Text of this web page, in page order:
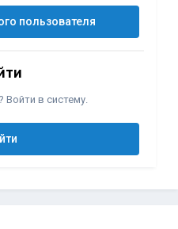
пользователя
Войти в систему.